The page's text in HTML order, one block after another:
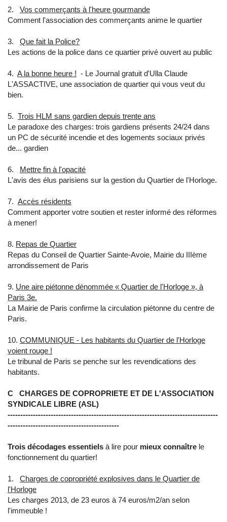
2. Vos commerçants à l'heure gourmande
Comment l'association des commerçants anime le quartier
3. Que fait la Police?
Les actions de la police dans ce quartier privé ouvert au public
4. A la bonne heure ! - Le Journal gratuit d'Ulla Claude
L'ASSACTIVE, une association de quartier qui vous veut du
bien.
5. Trois HLM sans gardien depuis trente ans
Le paradoxe des charges: trois gardiens présents 24/24 dans
un PC de sécurité incendie et des logements sociaux privés
de... gardien
6. Mettre fin à l'opacité
L'avis des élus parisiens sur la gestion du Quartier de l'Horloge.
7. Accès résidents
Comment apporter votre soutien et rester informé des réformes
à mener!
8. Repas de Quartier
Repas du Conseil de Quartier Sainte-Avoie, Mairie du IIIème
arrondissement de Paris
9. Une aire piétonne dénommée « Quartier de l'Horloge », à
Paris 3e.
La Mairie de Paris confirme la circulation piétonne du centre de
Paris.
10. COMMUNIQUE - Les habitants du Quartier de l'Horloge
voient rouge !
Le tribunal de Paris se penche sur les revendications des
habitants.
C CHARGES DE COPROPRIETE ET DE L'ASSOCIATION
SYNDICALE LIBRE (ASL)
-----------------------------------------------------------------------------------
--------------------------------------------
Trois décodages essentiels à lire pour mieux connaître le
fonctionnement du quartier!
1. Charges de copropriété explosives dans le Quartier de
l'Horloge
Les charges 2013, de 23 euros à 74 euros/m2/an selon
l'immeuble !